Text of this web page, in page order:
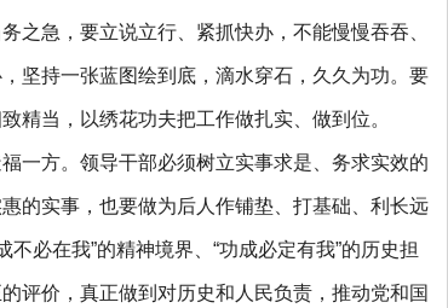
之急，要立说立行、紧抓快办，不能慢慢吞吞、
坚持一张蓝图绘到底，滴水穿石，久久为功。要
精当，以绣花功夫把工作做扎实、做到位。
方。领导干部必须树立实事求是、务求实效的
的实事，也要做为后人作铺垫、打基础、利长远
不必在我”的精神境界、“功成必定有我”的历史担
评价，真正做到对历史和人民负责，推动党和国